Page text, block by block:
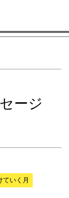
ージ
ていく月